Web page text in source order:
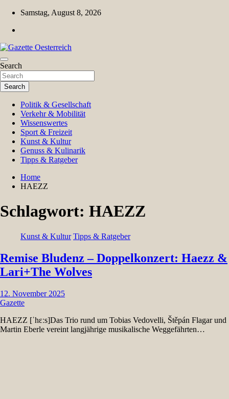
Skip
content
Samstag, August 8, 2026
Gazette Oesterreich
Magazin für Freizeit, Politik, Kultur & Wissenschaft
Search
Search
Politik & Gesellschaft
Verkehr & Mobilität
Wissenswertes
Sport & Freizeit
Kunst & Kultur
Genuss & Kulinarik
Tipps & Ratgeber
Home
HAEZZ
Schlagwort: HAEZZ
Kunst & Kultur Tipps & Ratgeber
Remise Bludenz – Doppelkonzert: Haezz &
Lari+The Wolves
12. November 2025
Gazette
HAEZZ [ˈhɛːs]Das Trio rund um Tobias Vedovelli, Štěpán Flagar und
Martin Eberle vereint langjährige musikalische Weggefährten…